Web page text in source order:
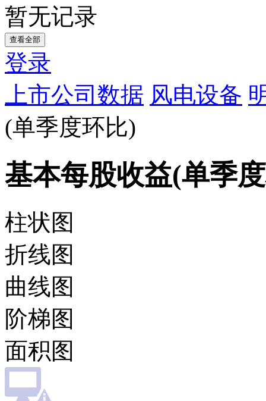
暂无记录
查看全部
登录
上市公司数据 风电设备
(单季度环比)
基本每股收益(单季
柱状图
折线图
曲线图
阶梯图
面积图